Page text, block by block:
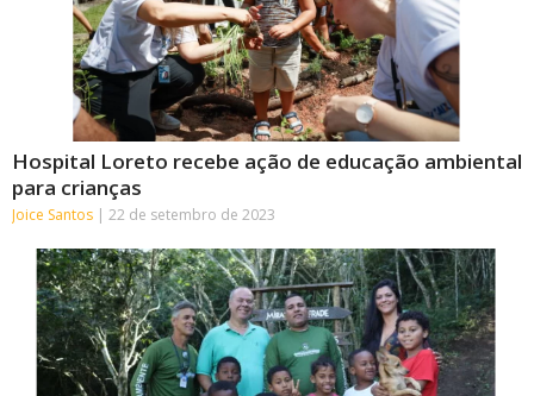
Hospital Loreto recebe ação de educação ambiental
para crianças
Joice Santos 22 de setembro de 2023